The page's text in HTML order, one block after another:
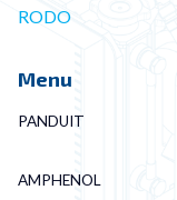
RODO
Menu
PANDUIT
AMPHENOL